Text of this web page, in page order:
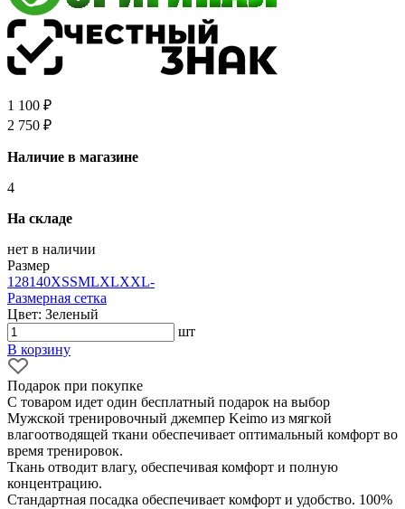
1 100 ₽
2 750 ₽
Наличие в магазине
4
На складе
нет в наличии
Размер
128140XSSMLXLXXL-
Размерная сетка
Цвет: Зеленый
шт
В корзину
Подарок при покупке
С товаром идет один бесплатный подарок на выбор
Мужской тренировочный джемпер Keimo из мягкой
влагоотводящей ткани обеспечивает оптимальный комфорт во
время тренировок.
Ткань отводит влагу, обеспечивая комфорт и полную
концентрацию.
Стандартная посадка обеспечивает комфорт и удобство. 100%